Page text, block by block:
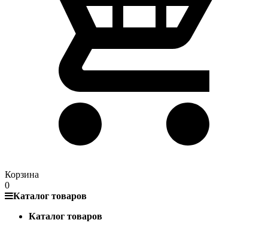
Корзина
0
Каталог товаров
Каталог товаров